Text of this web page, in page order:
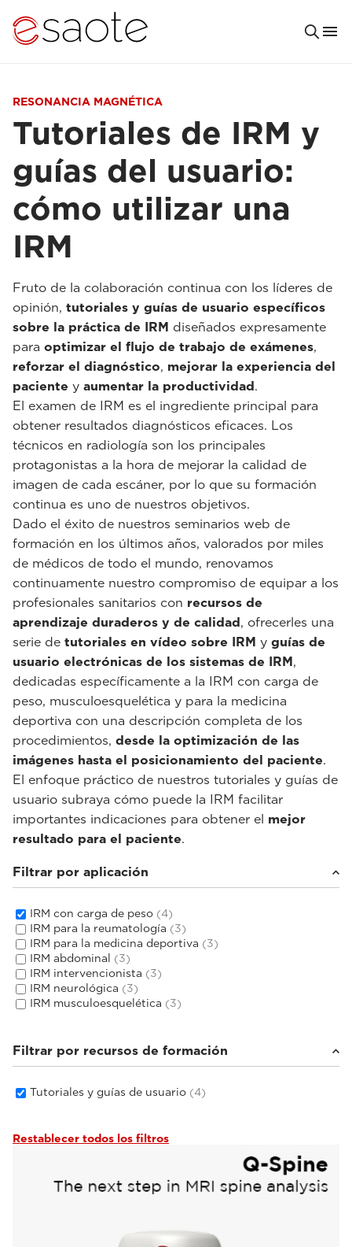
RESONANCIA MAGNÉTICA
Tutoriales de IRM y
guías del usuario:
cómo utilizar una
IRM
Fruto de la colaboración continua con los líderes de
opinión, tutoriales y guías de usuario específicos
sobre la práctica de IRM diseñados expresamente
para optimizar el flujo de trabajo de exámenes,
reforzar el diagnóstico, mejorar la experiencia del
paciente y aumentar la productividad.
El examen de IRM es el ingrediente principal para
obtener resultados diagnósticos eficaces. Los
técnicos en radiología son los principales
protagonistas a la hora de mejorar la calidad de
imagen de cada escáner, por lo que su formación
continua es uno de nuestros objetivos.
Dado el éxito de nuestros seminarios web de
formación en los últimos años, valorados por miles
de médicos de todo el mundo, renovamos
continuamente nuestro compromiso de equipar a los
profesionales sanitarios con recursos de
aprendizaje duraderos y de calidad, ofrecerles una
serie de tutoriales en vídeo sobre IRM y guías de
usuario electrónicas de los sistemas de IRM,
dedicadas específicamente a la IRM con carga de
peso, musculoesquelética y para la medicina
deportiva con una descripción completa de los
procedimientos, desde la optimización de las
imágenes hasta el posicionamiento del paciente.
El enfoque práctico de nuestros tutoriales y guías de
usuario subraya cómo puede la IRM facilitar
importantes indicaciones para obtener el mejor
resultado para el paciente.
Filtrar por aplicación
IRM con carga de peso (4)
IRM para la reumatología (3)
IRM para la medicina deportiva (3)
IRM abdominal (3)
IRM intervencionista (3)
IRM neurológica (3)
IRM musculoesquelética (3)
Filtrar por recursos de formación
Tutoriales y guías de usuario (4)
Restablecer todos los filtros